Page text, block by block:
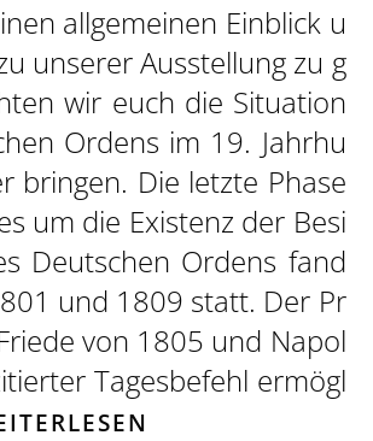
allgemeinen Einblick u
unserer Ausstellung zu g
wir euch die Situation
Ordens im 19. Jahrhu
bringen. Die letzte Phase
um die Existenz der Besi
Deutschen Ordens fand
und 1809 statt. Der Pr
von 1805 und Napol
Tagesbefehl ermögl